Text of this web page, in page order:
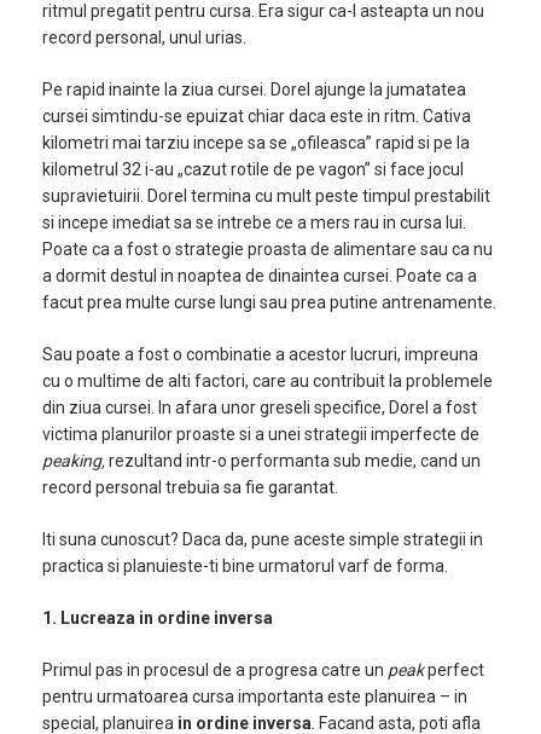
ritmul pregatit pentru cursa. Era sigur ca-l asteapta un nou
record personal, unul urias.
Pe rapid inainte la ziua cursei. Dorel ajunge la jumatatea
cursei simtindu-se epuizat chiar daca este in ritm. Cativa
kilometri mai tarziu incepe sa se „ofileasca” rapid si pe la
kilometrul 32 i-au „cazut rotile de pe vagon” si face jocul
supravietuirii. Dorel termina cu mult peste timpul prestabilit
si incepe imediat sa se intrebe ce a mers rau in cursa lui.
Poate ca a fost o strategie proasta de alimentare sau ca nu
a dormit destul in noaptea de dinaintea cursei. Poate ca a
facut prea multe curse lungi sau prea putine antrenamente.
Sau poate a fost o combinatie a acestor lucruri, impreuna
cu o multime de alti factori, care au contribuit la problemele
din ziua cursei. In afara unor greseli specifice, Dorel a fost
victima planurilor proaste si a unei strategii imperfecte de
peaking,rezultand intr-o performanta sub medie, cand un
record personal trebuia sa fie garantat.
Iti suna cunoscut? Daca da, pune aceste simple strategii in
practica si planuieste-ti bine urmatorul varf de forma.
1. Lucreaza in ordine inversa
Primul pas in procesul de a progresa catre un peakperfect
pentru urmatoarea cursa importanta este planuirea – in
special, planuirea in ordine inversa . Facand asta, poti afla